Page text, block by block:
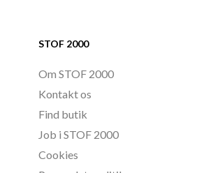
STOF 2000
Om STOF 2000
Kontakt os
Find butik
Job i STOF 2000
Cookies